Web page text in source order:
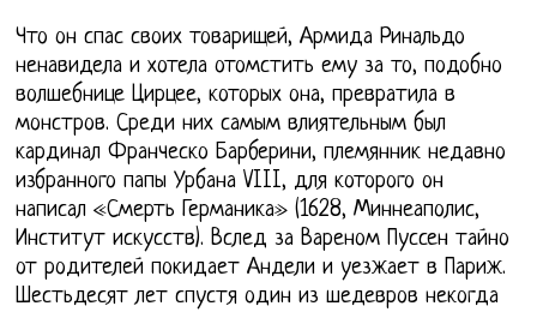
Что он спас своих товарищей, Армида Ринальдо
ненавидела и хотела отомстить ему за то, подобно
волшебнице Цирцее, которых она, превратила в
монстров. Среди них самым влиятельным был
кардинал Франческо Барберини, племянник недавно
избранного папы Урбана VIII, для которого он
написал «Смерть Германика» (1628, Миннеаполис,
Институт искусств). Вслед за Вареном Пуссен тайно
от родителей покидает Андели и уезжает в Париж.
Шестьдесят лет спустя один из шедевров некогда